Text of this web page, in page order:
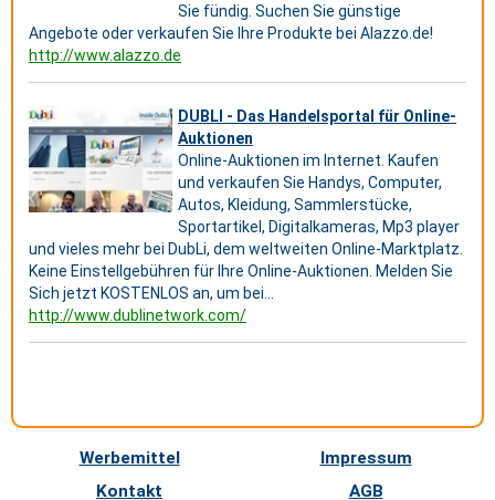
Sie fündig. Suchen Sie günstige
Angebote oder verkaufen Sie Ihre Produkte bei Alazzo.de!
http://www.alazzo.de
DUBLI - Das Handelsportal für Online-
Auktionen
Online-Auktionen im Internet. Kaufen
und verkaufen Sie Handys, Computer,
Autos, Kleidung, Sammlerstücke,
Sportartikel, Digitalkameras, Mp3 player
und vieles mehr bei DubLi, dem weltweiten Online-Marktplatz.
Keine Einstellgebühren für Ihre Online-Auktionen. Melden Sie
Sich jetzt KOSTENLOS an, um bei...
http://www.dublinetwork.com/
Werbemittel
Impressum
Kontakt
AGB